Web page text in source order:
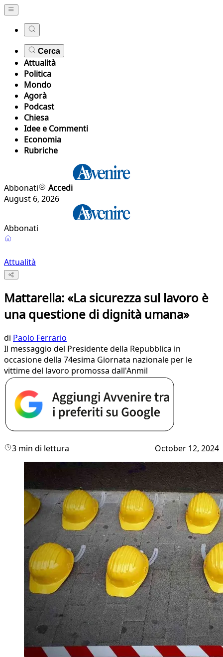
Cerca
Attualità
Politica
Mondo
Agorà
Podcast
Chiesa
Idee e Commenti
Economia
Rubriche
Abbonati
Accedi
August 6, 2026
Abbonati
Attualità
Mattarella: «La sicurezza sul lavoro è
una questione di dignità umana»
di Paolo Ferrario
Il messaggio del Presidente della Repubblica in
occasione della 74esima Giornata nazionale per le
vittime del lavoro promossa dall'Anmil
3 min di lettura October 12, 2024